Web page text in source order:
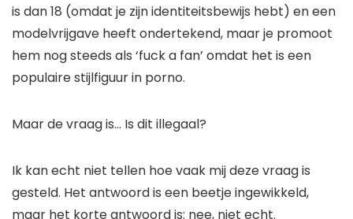
is dan 18 (omdat je zijn identiteitsbewijs hebt) en een
modelvrijgave heeft ondertekend, maar je promoot
hem nog steeds als ‘fuck a fan’ omdat het is een
populaire stijlfiguur in porno.
Maar de vraag is… Is dit illegaal?
Ik kan echt niet tellen hoe vaak mij deze vraag is
gesteld. Het antwoord is een beetje ingewikkeld,
maar het korte antwoord is: nee, niet echt.